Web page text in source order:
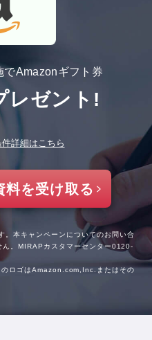
でAmazonギフト券
レゼント!
詳細はこちら
料を受け取る
。本キャンペーンについてのお問い合
。MIRAPカスタマーセンター0120-
ロゴはAmazon.com,Inc.またはその